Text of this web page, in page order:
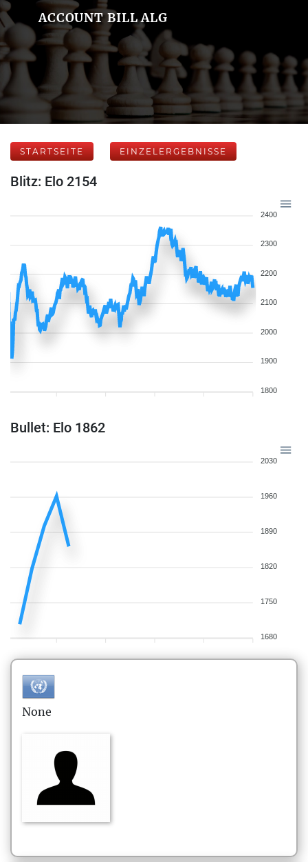
ACCOUNT BILL ALG
STARTSEITE EINZELERGEBNISSE
Blitz: Elo 2154
2400
2300
2200
2100
2000
1900
1800
Bullet: Elo 1862
2030
1960
1890
1820
1750
1680
None